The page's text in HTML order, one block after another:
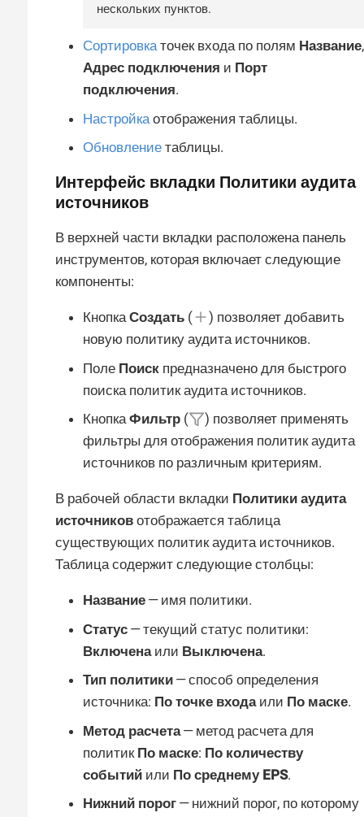
нескольких пунктов.
Сортировкаточек входа по полям Название,
Адрес подключения и Порт
подключения.
Настройка отображения таблицы.
Обновление таблицы.
Интерфейс вкладки Политики аудита
источников
В верхней части вкладки расположена панель
инструментов, которая включает следующие
компоненты:
КнопкаСоздать (
) позволяет добавить
новую политику аудита источников.
Поле Поиск предназначено для быстрого
поиска политик аудита источников.
КнопкаФильтр (
) позволяет применять
фильтры для отображения политик аудита
источников по различным критериям.
В рабочей области вкладки Политики аудита
источников отображается таблица
существующих политик аудита источников.
Таблица содержит следующие столбцы:
Название — имя политики.
Статус — текущий статус политики:
Включенаили Выключена.
Тип политики — способ определения
источника: По точке входаили По маске.
Метод расчета— метод расчета для
политик По маске: По количеству
событий или По среднему EPS.
Нижний порог — нижний порог, по которому